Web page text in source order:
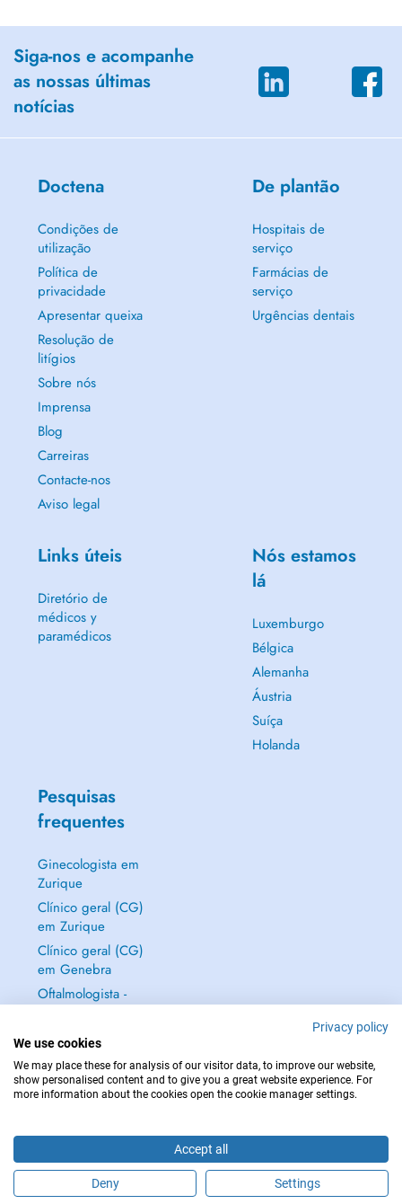
Siga-nos e acompanhe
as nossas últimas
notícias
Doctena
Condições de
utilização
Política de
privacidade
Apresentar queixa
Resolução de
litígios
Sobre nós
Imprensa
Blog
Carreiras
Contacte-nos
Aviso legal
De plantão
Hospitais de
serviço
Farmácias de
serviço
Urgências dentais
Links úteis
Diretório de
médicos y
paramédicos
Nós estamos
lá
Luxemburgo
Bélgica
Alemanha
Áustria
Suíça
Holanda
Pesquisas
frequentes
Ginecologista em
Zurique
Clínico geral (CG)
em Zurique
Clínico geral (CG)
em Genebra
Oftalmologista -
EM CASO DE EMERGÊNCIA, CONTACTE : 144
Copyright © 2026 - DOCTENA Switzerland GmbH - Hagenholzstrasse 81a, 8050
Zürich, Switzerland
Privacy policy
We use cookies
We may place these for analysis of our visitor data, to improve our website,
show personalised content and to give you a great website experience. For
more information about the cookies open the cookie manager settings.
Accept all
Deny Settings